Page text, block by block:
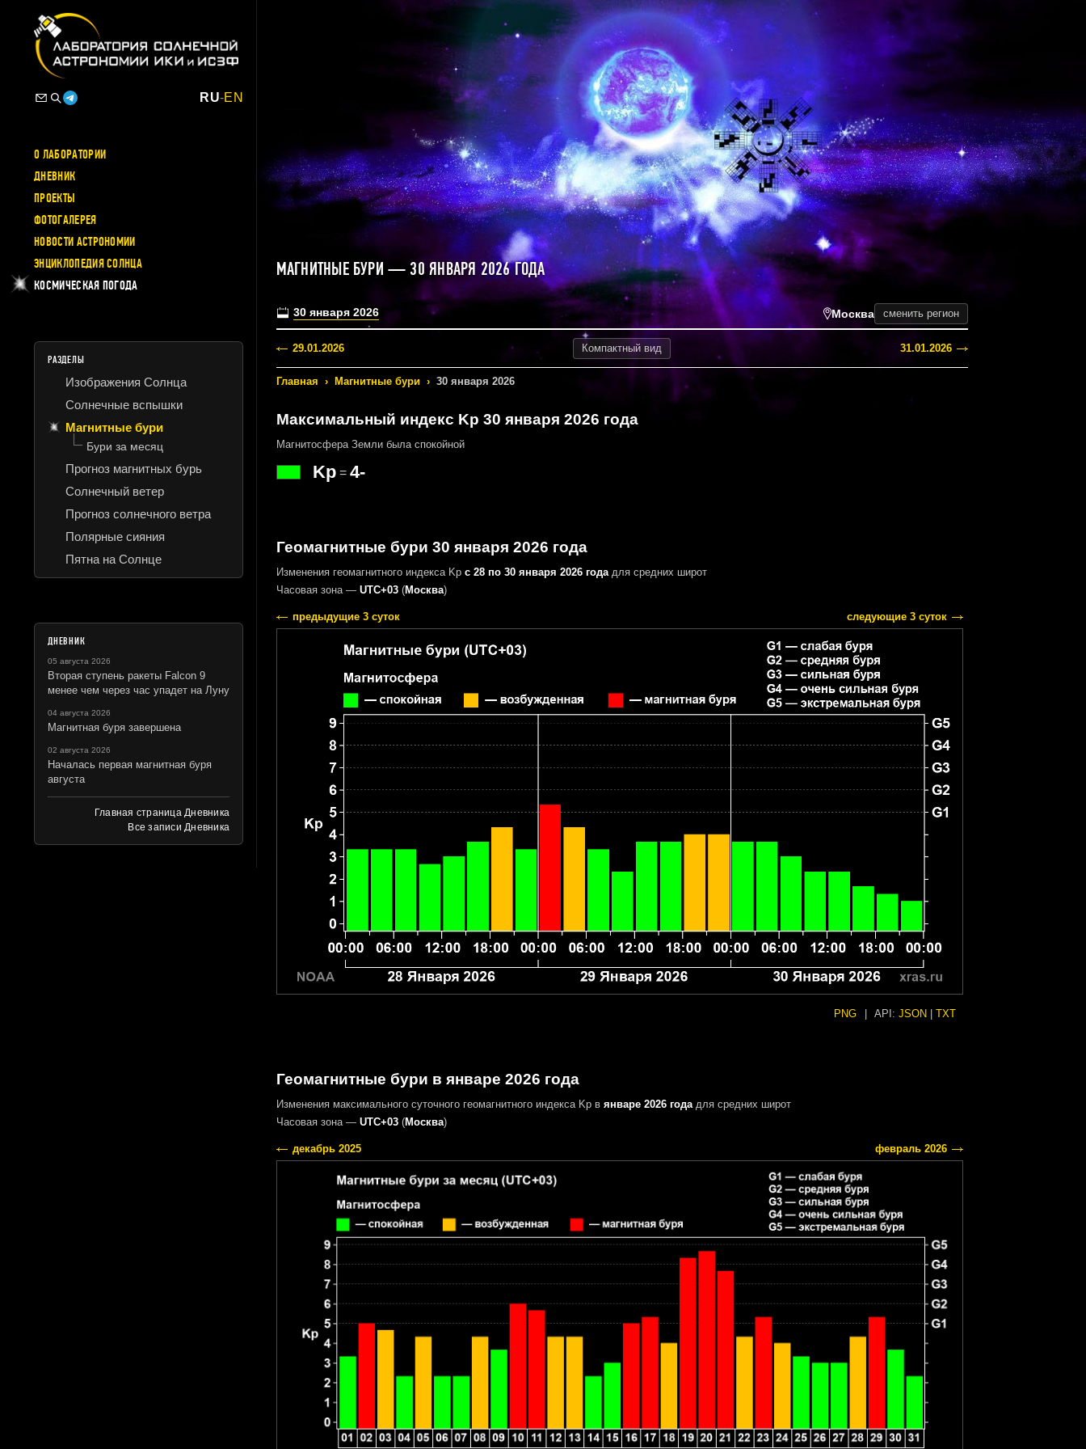
RU-EN
О ЛАБОРАТОРИИ
ДНЕВНИК
ПРОЕКТЫ
ФОТОГАЛЕРЕЯ
НОВОСТИ АСТРОНОМИИ
ЭНЦИКЛОПЕДИЯ СОЛНЦА
КОСМИЧЕСКАЯ ПОГОДА
РАЗДЕЛЫ
Изображения Солнца
Солнечные вспышки
Магнитные бури
Бури за месяц
Прогноз магнитных бурь
Солнечный ветер
Прогноз солнечного ветра
Полярные сияния
Пятна на Солнце
ДНЕВНИК
05 августа 2026
Вторая ступень ракеты Falcon 9
менее чем через час упадет на Луну
04 августа 2026
Магнитная буря завершена
02 августа 2026
Началась первая магнитная буря
августа
Главная страница Дневника
Все записи Дневника
МАГНИТНЫЕ БУРИ — 30 ЯНВАРЯ 2026 ГОДА
30 января 2026 Москва сменить регион
29.01.2026 Компактный вид 31.01.2026
Главная › Магнитные бури › 30 января 2026
Максимальный индекс Kp 30 января 2026 года
Магнитосфера Земли была спокойной
Kp= 4-
Геомагнитные бури 30 января 2026 года
Изменения геомагнитного индекса Kp с 28 по 30 января 2026 годадля средних широт
Часовая зона — UTC+03(Москва)
предыдущие 3 суток следующие 3 суток
PNG API: JSON TXT
Геомагнитные бури в январе 2026 года
Изменения максимального суточного геомагнитного индекса Kp в январе 2026 годадля средних широт
Часовая зона — UTC+03(Москва)
декабрь 2025 февраль 2026